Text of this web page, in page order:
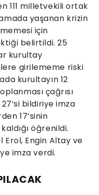
111 milletvekili ortak
yaşanan krizin
için
belirtildi. 25
kurultay
girilememe riski
kurultayın 12
çağrısı
bildiriye imza
17’sinin
öğrenildi.
Erol, Engin Altay ve
imza verdi.